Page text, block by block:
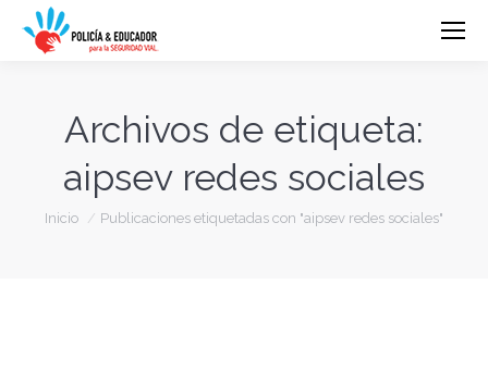
Archivos de etiqueta:
aipsev redes sociales
Estás aquí:
Inicio Publicaciones etiquetadas con "aipsev redes sociales"